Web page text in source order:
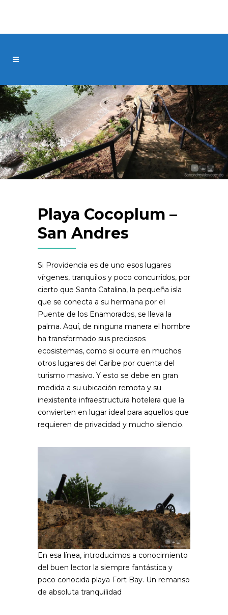
Playa Cocoplum –
San Andres
Si Providencia es de uno esos lugares
vírgenes, tranquilos y poco concurridos, por
cierto que Santa Catalina, la pequeña isla
que se conecta a su hermana por el
Puente de los Enamorados, se lleva la
palma. Aquí, de ninguna manera el hombre
ha transformado sus preciosos
ecosistemas, como si ocurre en muchos
otros lugares del Caribe por cuenta del
turismo masivo. Y esto se debe en gran
medida a su ubicación remota y su
inexistente infraestructura hotelera que la
convierten en lugar ideal para aquellos que
requieren de privacidad y mucho silencio.
En esa línea, introducimos a conocimiento
del buen lector la siempre fantástica y
poco conocida playa Fort Bay. Un remanso
de absoluta tranquilidad